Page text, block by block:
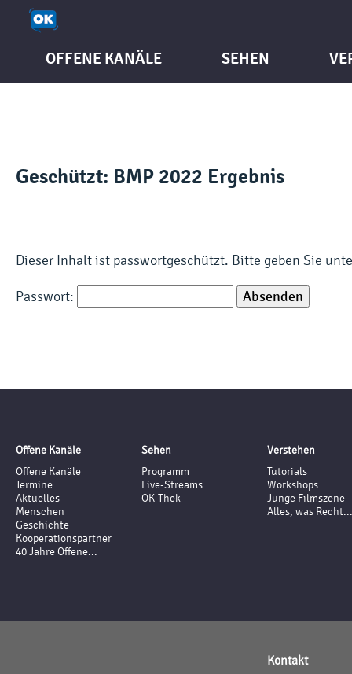
OFFENE KANÄLE SEHEN
Geschützt: BMP 2022 Ergebnis
Dieser Inhalt ist passwortgeschützt. Bitte geben Sie
Passwort:
Offene Kanäle
Offene Kanäle
Termine
Aktuelles
Menschen
Geschichte
Kooperationspartner
40 Jahre Offene...
Sehen
Programm
Live-Streams
OK-Thek
Verstehen
Tutorials
Workshops
Junge Filmszene
Alles, was Recht...
Kontakt